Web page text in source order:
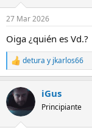
27 Mar 2026
Oiga ¿quién es Vd.?
R
e
c
i
detura y jkarlos66
iGus
Principiante